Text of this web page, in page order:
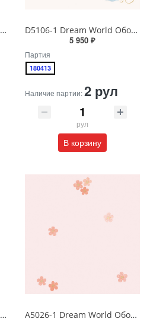
A5099-2 Dream World Обои виниловые на бумажной основе 1.06*15.6
D5106-1 Dream World Обои виниловые на бумажной основе 1.06*15.6
5 950 ₽
Партия
180413
Наличие партии:2 рул
рул
В корзину
A5117-1 Dream World Обои виниловые на бумажной основе 1.06*15.6 A5026-1 Dream World Обои виниловые на бумажной основе 1.06*15.6